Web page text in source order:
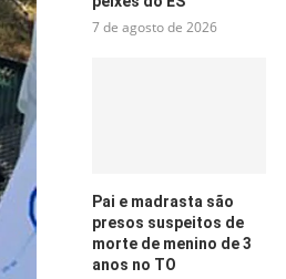
7 de agosto de 2026
Pai e madrasta são
presos suspeitos de
morte de menino de 3
anos no TO